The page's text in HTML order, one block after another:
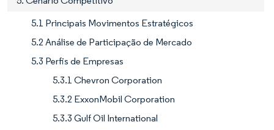
5.1 Principais Movimentos Estratégicos
5.2 Análise de Participação de Mercado
5.3 Perfis de Empresas
5.3.1 Chevron Corporation
5.3.2 ExxonMobil Corporation
5.3.3 Gulf Oil International